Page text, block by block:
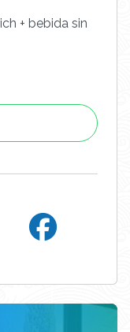
+ bebida sin